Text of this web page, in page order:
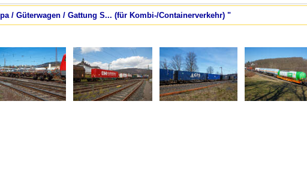
/ Güterwagen / Gattung S... (für Kombi-/Containerverkehr) "